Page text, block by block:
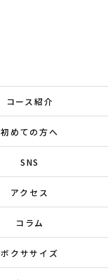
コース紹介
初めての方へ
SNS
アクセス
コラム
ボクササイズ